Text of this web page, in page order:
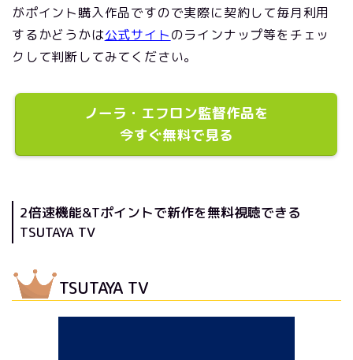
がポイント購入作品ですので実際に契約して毎月利用
するかどうかは公式サイトのラインナップ等をチェッ
クして判断してみてください。
ノーラ・エフロン監督作品を
今すぐ無料で見る
2倍速機能&Tポイントで新作を無料視聴できる
TSUTAYA TV
TSUTAYA TV